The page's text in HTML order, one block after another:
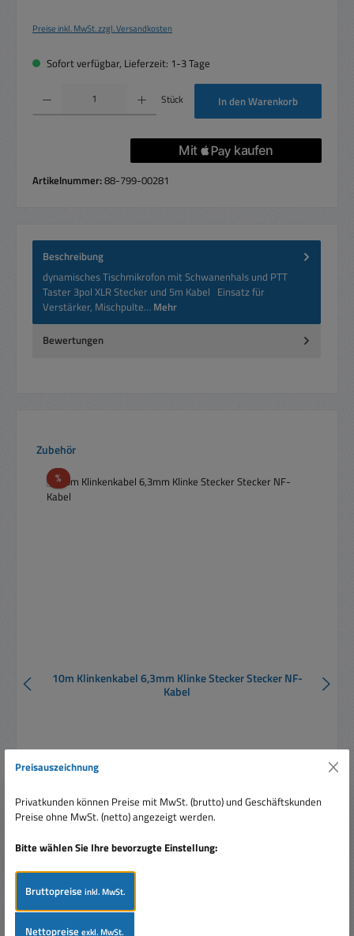
Preise inkl. MwSt. zzgl. Versandkosten
Sofort verfügbar, Lieferzeit: 1-3 Tage
Produkt Anzahl: Gib den gewünschten Wert ein oder benutze die Schaltflächen um
Stück In den Warenkorb
Artikelnummer:88-799-00281
Beschreibung
dynamisches Tischmikrofon mit Schwanenhals und PTT
Taster 3pol XLR Stecker und 5m Kabel Einsatz für
Verstärker, Mischpulte… Mehr
Bewertungen
Produktgalerie überspringen
Zubehör
%Rabatt
10m Klinkenkabel 6,3mm Klinke Stecker Stecker NF-
Kabel
Verkaufspreis:
11,90 € Regulärer Preis:
14,90 €(20.13% gespart)
Preisauszeichnung
Privatkunden können Preise mit MwSt. (brutto) und Geschäftskunden
Preise ohne MwSt. (netto) angezeigt werden.
Bitte wählen Sie Ihre bevorzugte Einstellung:
Bruttopreiseinkl. MwSt.
Nettopreiseexkl. MwSt.